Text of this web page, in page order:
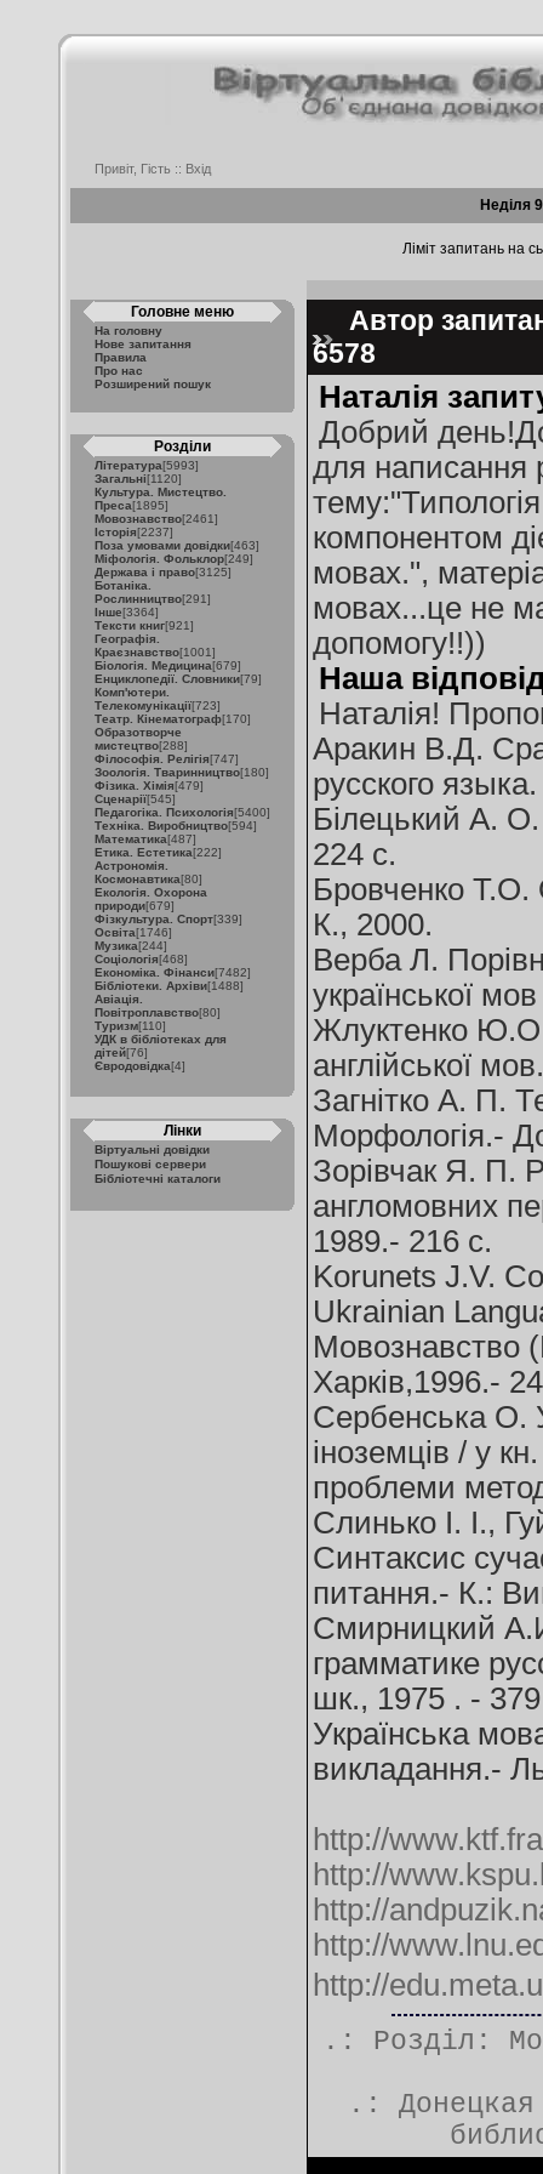
Привіт, Гість :: Вхід
Неділя
Ліміт запитань на
Головне меню
На головну
Нове запитання
Правила
Про нас
Розширений пошук
Розділи
Література[5993]
Загальні[1120]
Культура. Мистецтво.
Преса[1895]
Мовознавство[2461]
Історія[2237]
Поза умовами довідки[463]
Міфологія. Фольклор[249]
Держава і право[3125]
Ботаніка.
Рослинництво[291]
Інше[3364]
Тексти книг[921]
Географія.
Краєзнавство[1001]
Біологія. Медицина[679]
Енциклопедії. Словники[79]
Комп'ютери.
Телекомунікації[723]
Театр. Кінематограф[170]
Образотворче
мистецтво[288]
Філософія. Релігія[747]
Зоологія. Тваринництво[180]
Фізика. Хімія[479]
Сценарії[545]
Педагогіка. Психологія[5400]
Техніка. Виробництво[594]
Математика[487]
Етика. Естетика[222]
Астрономія.
Космонавтика[80]
Екологія. Охорона
природи[679]
Фізкультура. Спорт[339]
Освіта[1746]
Музика[244]
Соціологія[468]
Економіка. Фінанси[7482]
Бібліотеки. Архіви[1488]
Авіація.
Повітроплавство[80]
Туризм[110]
УДК в бібліотеках для
дітей[76]
Євродовідка[4]
Лінки
Віртуальні довідки
Пошукові сервери
Бібліотечні каталоги
Автор
6578
Наталія
Добрий
для написання
компонентом
мовах.",
мовах...це не
допомогу!!))
Наша
Наталія!
Аракин В.Д.
русского
Білецький А.
224 с.
Бровченко Т.О.
К., 2000.
Верба Л.
української
Жлуктенко Ю.О.
англійської
Загнітко А. П.
Морфологія.-
Зорівчак Я. П.
англомовних
1989.- 216 с.
Korunets J.V.
Ukrainian
Мовознавство
Харків,1996.-
Сербенська О.
іноземців / у
проблеми
Слинько І. І.,
Синтаксис
питання.- К.:
Смирницкий
грамматике
шк., 1975 . -
Українська
викладання.-
http://
http://
http://
http://
http://
.: Розділ:
.: